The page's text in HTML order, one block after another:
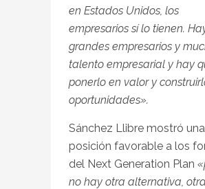
en Estados Unidos, los
empresarios sí lo tienen.
grandes empresarios y
talento empresarial y hay
ponerlo en valor y
oportunidades».
Sánchez Llibre mostró una
posición favorable a los
del Next Generation Plan
no hay otra alternativa, otra